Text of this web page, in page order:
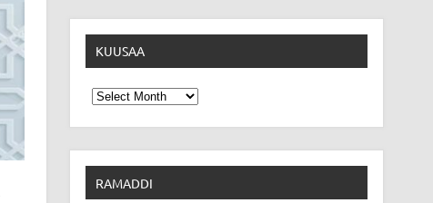
KUUSAA
Kuusaa
RAMADDI